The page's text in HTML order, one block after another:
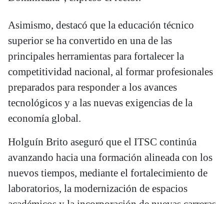
Asimismo, destacó que la educación técnico
superior se ha convertido en una de las
principales herramientas para fortalecer la
competitividad nacional, al formar profesionales
preparados para responder a los avances
tecnológicos y a las nuevas exigencias de la
economía global.
Holguín Brito aseguró que el ITSC continúa
avanzando hacia una formación alineada con los
nuevos tiempos, mediante el fortalecimiento de
laboratorios, la modernización de espacios